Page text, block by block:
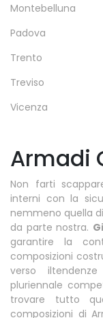
Montebelluna
Padova
Trento
Treviso
Vicenza
Armadi
Non farti
interni con la
nemmeno quella
da parte nostra.
garantire la
composizioni
verso
pluriennale
trovare tutto
composizioni di